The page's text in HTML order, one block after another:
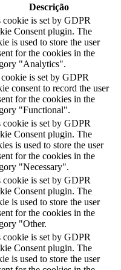
Descrição
cookie is set by GDPR
Consent plugin. The
is used to store the user
for the cookies in the
"Analytics".
is set by GDPR
consent to record the user
for the cookies in the
"Functional".
cookie is set by GDPR
Consent plugin. The
is used to store the user
for the cookies in the
"Necessary".
cookie is set by GDPR
Consent plugin. The
is used to store the user
for the cookies in the
"Other.
cookie is set by GDPR
Consent plugin. The
is used to store the user